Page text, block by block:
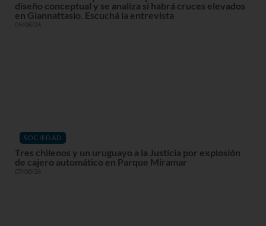
diseño conceptual y se analiza si habrá cruces elevados
en Giannattasio. Escuchá la entrevista
05/08/26
SOCIEDAD
Tres chilenos y un uruguayo a la Justicia por explosión
de cajero automático en Parque Miramar
07/08/26